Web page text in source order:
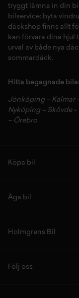
tryggt lämna in din
bilservice: byta
däckshop finns allt
kan förvara dina hjul
urval av både nya
sommardäck.
Hitta begagnade
Jönköping– Kalmar
Nyköping– Skövde-
– Örebro
Köpa bil
Äga bil
Holmgrens Bil
Följ oss